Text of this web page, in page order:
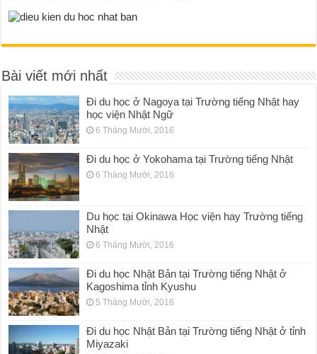
Bài viết mới nhất
Đi du học ở Nagoya tại Trường tiếng Nhật hay
học viện Nhật Ngữ
6 Tháng Mười, 2016
Đi du học ở Yokohama tại Trường tiếng Nhật
6 Tháng Mười, 2016
Du học tại Okinawa Học viện hay Trường tiếng
Nhật
6 Tháng Mười, 2016
Đi du học Nhật Bản tại Trường tiếng Nhật ở
Kagoshima tỉnh Kyushu
5 Tháng Mười, 2016
Đi du học Nhật Bản tại Trường tiếng Nhật ở tỉnh
Miyazaki